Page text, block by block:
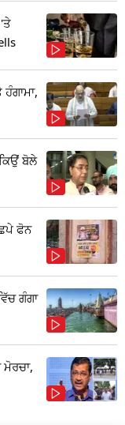
ਬੋਲੇ
ਫੋਨ
ਗੰਗਾ